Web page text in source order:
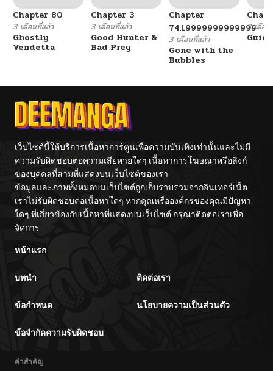
Chapter 80
3 เดือนที่แล้ว
Ghostly
Vendetta
Chapter 3
3 เดือนที่แล้ว
Good Hunter &
Bad Prey
Chapter
74.19999999999999
3 เดือนที่แล้ว
Gone with the
Bubbles
3 เดือน
เว็บไซต์นี้ให้บริการเนื้อหาการ์ตูนเพื่อความบันเทิงเท่านั้นและไม่มี
ความรับผิดชอบต่อความเสียหายใดๆ เนื้อหาการโฆษณาหรือลิงก์
ของบุคคลที่สามที่แสดงบนเว็บไซต์ของเรา
ข้อมูลและภาพทั้งหมดบนเว็บไซต์ถูกเก็บรวบรวมจากอินเทอร์เน็ต
เราไม่รับผิดชอบต่อเนื้อหาใดๆ หากคุณหรือองค์กรของคุณมีปัญหา
ใดๆ ที่เกี่ยวข้องกับเนื้อหาที่แสดงบนเว็บไซต์ กรุณาติดต่อเราเพื่อ
จัดการ
หน้าแรก
บทนำ ติดต่อเรา
ข้อกำหนด นโยบายความเป็นส่วนตัว
ข้อจำกัดความรับผิดชอบ
คำสำคัญ